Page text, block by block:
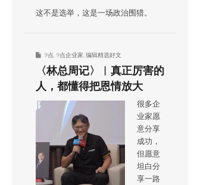
这不是选举，这是一场政治围猎。
9点 9点企业家 编辑精选好文
〈林总周记〉︱真正厉害的
人，都懂得把恩情放大
很多企
业家愿
意分享
成功，
但愿意
坦白分
享一路